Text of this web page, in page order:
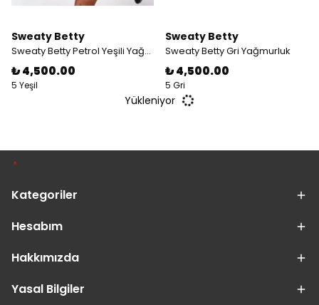
Sweaty Betty
Sweaty Betty Petrol Yeşili Yağmurluk
₺ 4,500.00
5 Yeşil
Sweaty Betty
Sweaty Betty Gri Yağmurluk
₺ 4,500.00
5 Gri
Yükleniyor
Kategoriler
Hesabım
Hakkımızda
Yasal Bilgiler